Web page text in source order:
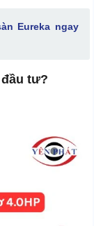
Eureka ngay
tư?